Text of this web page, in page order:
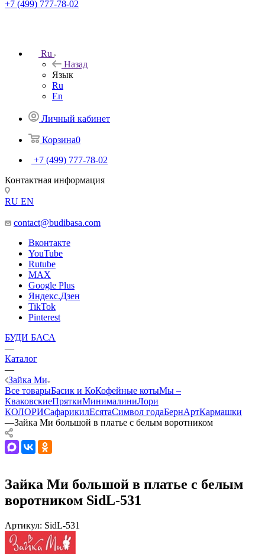
+7 (499) 777-78-02
Ru
Назад
Язык
Ru
En
Личный кабинет
Корзина0
+7 (499) 777-78-02
Контактная информация
RU EN
contact@budibasa.com
Вконтакте
YouTube
Rutube
MAX
Google Plus
Яндекс.Дзен
TikTok
Pinterest
БУДИ БАСА
—
Каталог
—
Зайка Ми
Все товарыБасик и КоКофейные котыМы –
КваковскиеПряткиМинималиниЛори
КОЛОРИСафарикилЕсятаСимвол годаБернАртКармашки
—Зайка Ми большой в платье с белым воротником
Зайка Ми большой в платье с белым
воротником SidL-531
Артикул: SidL-531